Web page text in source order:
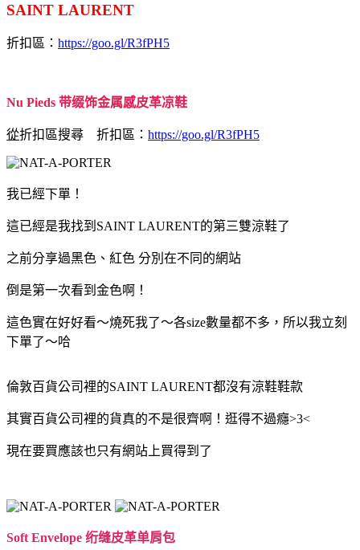
SAINT LAURENT
折扣區： https://goo.gl/R3fPH5
Nu Pieds 带缀饰金属感皮革凉鞋
從折扣區搜尋 折扣區： https://goo.gl/R3fPH5
我已經下單！
這已經是我找到SAINT LAURENT的第三雙涼鞋了
之前分享過黑色、紅色 分別在不同的網站
倒是第一次看到金色啊！
這色實在好好看～燒死我了～各size數量都不多，所以我立刻
下單了～哈
倫敦百貨公司裡的SAINT LAURENT都沒有涼鞋鞋款
其實百貨公司裡的貨真的不是很齊啊！逛得不過癮>3<
現在要買應該也只有網站上買得到了
Soft Envelope 绗缝皮革单肩包